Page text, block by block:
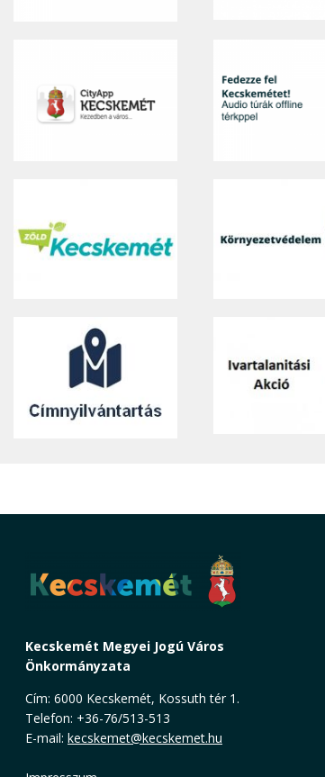
Kecskemét Megyei Jogú Város
Önkormányzata
Cím: 6000 Kecskemét, Kossuth tér 1.
Telefon: +36-76/513-513
E-mail: kecskemet@kecskemet.hu